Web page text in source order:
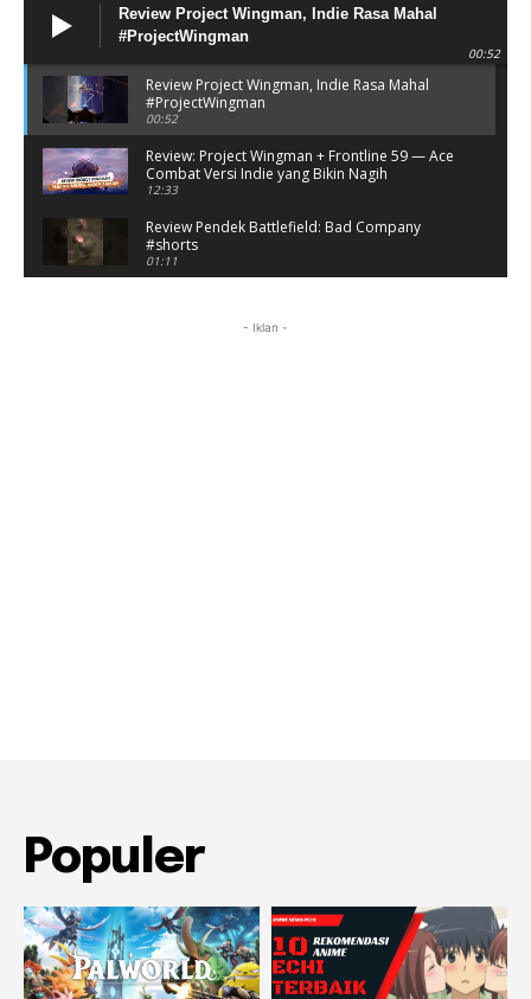
Review Project Wingman, Indie Rasa Mahal
#ProjectWingman
00:52
Review Project Wingman, Indie Rasa Mahal
#ProjectWingman
00:52
Review: Project Wingman + Frontline 59 — Ace
Combat Versi Indie yang Bikin Nagih
12:33
Review Pendek Battlefield: Bad Company
#shorts
01:11
- Iklan -
Populer